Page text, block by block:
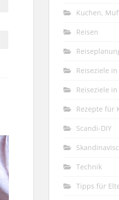
Kuchen,
Reisen
Reiseziele
Reiseziele
Rezepte für
Scandi-DIY
Technik
Tipps für